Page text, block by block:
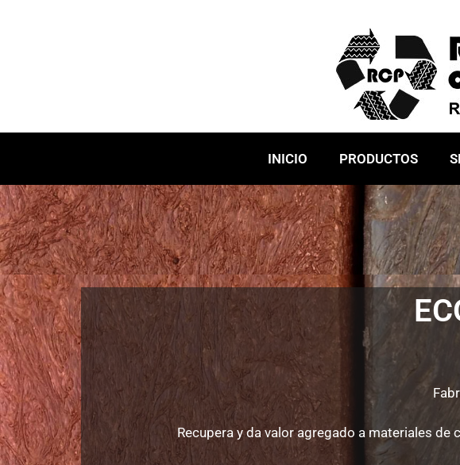
INICIO PRODUCTOS
Recupera y da valor agregado a materiales